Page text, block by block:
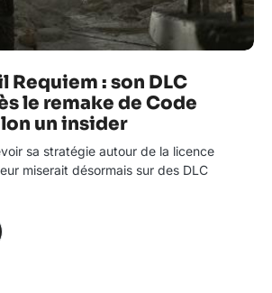
Requiem : son DLC
le remake de Code
un insider
sa stratégie autour de la licence
miserait désormais sur des DLC